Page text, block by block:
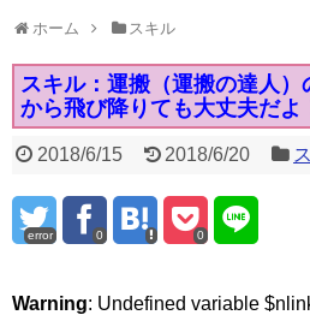
ホーム スキル
スキル：運搬（運搬の達人
から飛び降りても大丈夫だよ
2018/6/15 2018/6/20
error 0 0
Warning: Undefined variable